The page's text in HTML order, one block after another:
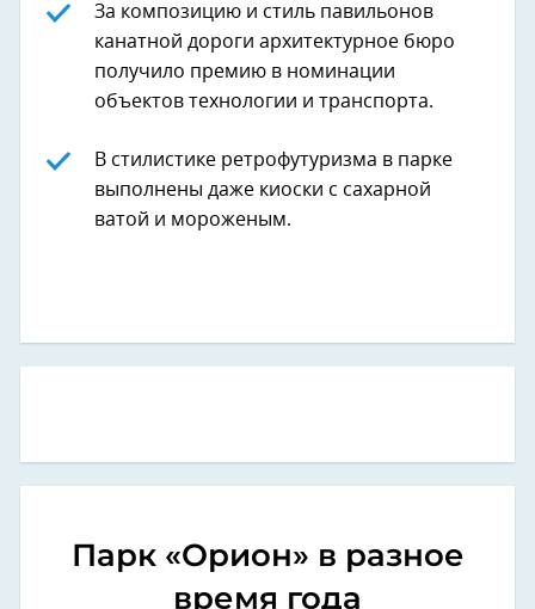
За композицию и стиль павильонов
канатной дороги архитектурное бюро
получило премию в номинации
объектов технологии и транспорта.
В стилистике ретрофутуризма в парке
выполнены даже киоски с сахарной
ватой и мороженым.
Парк «Орион» в разное
время года